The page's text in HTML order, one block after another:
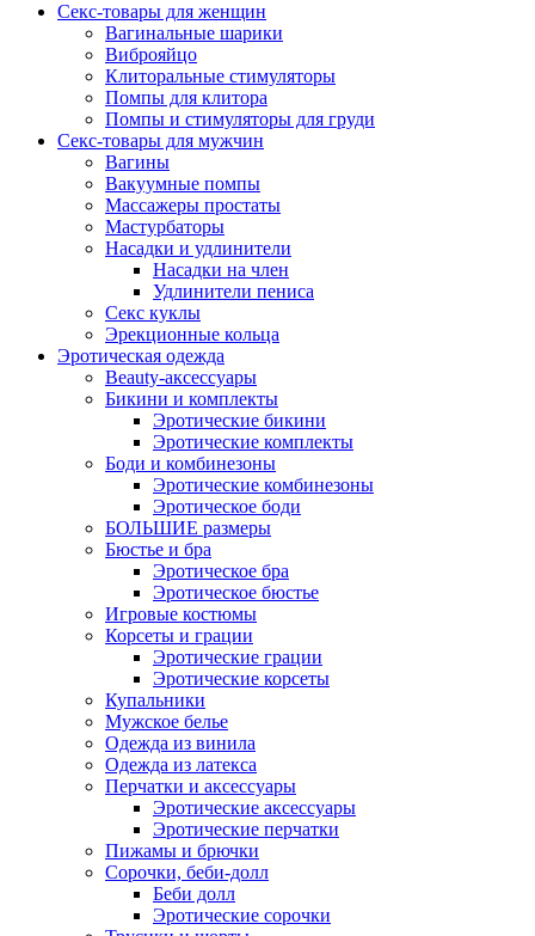
Секс-товары для женщин
Вагинальные шарики
Виброяйцо
Клиторальные стимуляторы
Помпы для клитора
Помпы и стимуляторы для груди
Секс-товары для мужчин
Вагины
Вакуумные помпы
Массажеры простаты
Мастурбаторы
Насадки и удлинители
Насадки на член
Удлинители пениса
Секс куклы
Эрекционные кольца
Эротическая одежда
Beauty-аксессуары
Бикини и комплекты
Эротические бикини
Эротические комплекты
Боди и комбинезоны
Эротические комбинезоны
Эротическое боди
БОЛЬШИЕ размеры
Бюстье и бра
Эротическое бра
Эротическое бюстье
Игровые костюмы
Корсеты и грации
Эротические грации
Эротические корсеты
Купальники
Мужское белье
Одежда из винила
Одежда из латекса
Перчатки и аксессуары
Эротические аксессуары
Эротические перчатки
Пижамы и брючки
Сорочки, беби-долл
Беби долл
Эротические сорочки